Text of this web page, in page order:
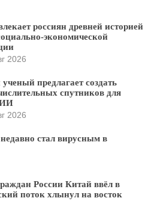
россиян древней историей
экономической
2026
предлагает создать
спутников для
ИИ
2026
стал вирусным в
России Китай ввёл в
поток хлынул на восток